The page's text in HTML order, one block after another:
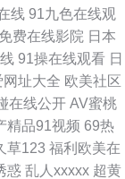
线 91九色在线观
免费在线影院 日本
91操在线观看 日
网址大全 欧美社区
在线公开 AV蜜桃
精品91视频 69热
草123 福利欧美在
惑 乱人xxxxx 超黄